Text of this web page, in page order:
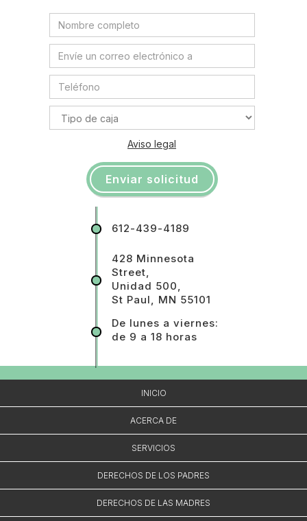
Aviso legal
612-439-4189
428 Minnesota
Street,
Unidad 500,
St Paul, MN 55101
De lunes a viernes:
de 9 a 18 horas
INICIO
ACERCA DE
SERVICIOS
DERECHOS DE LOS PADRES
DERECHOS DE LAS MADRES